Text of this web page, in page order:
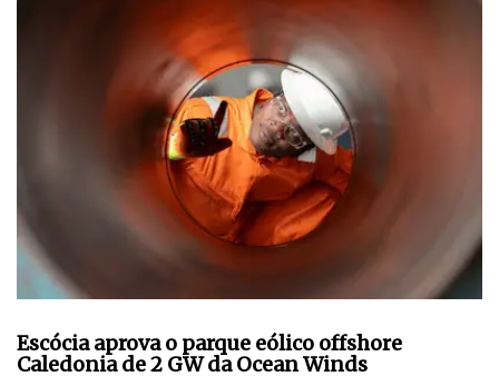
Escócia aprova o parque eólico offshore
Caledonia de 2 GW da Ocean Winds